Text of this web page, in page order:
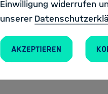
Einwilligung widerrufen
unserer
Akzeptieren